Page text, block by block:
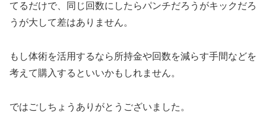
てるだけで、同じ回数にしたらパンチだろうがキックだろ
うが大して差はありません。
もし体術を活用するなら所持金や回数を減らす手間などを
考えて購入するといいかもしれません。
ではごしちょうありがとうございました。